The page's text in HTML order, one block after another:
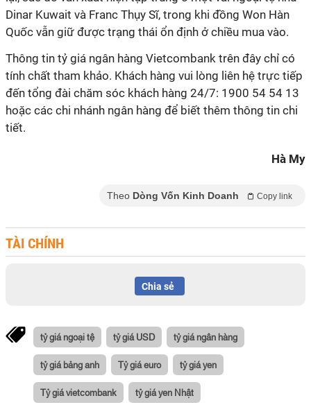
Dinar Kuwait và Franc Thụy Sĩ, trong khi đồng Won Hàn
Quốc vẫn giữ được trạng thái ổn định ở chiều mua vào.
Thông tin tỷ giá ngân hàng Vietcombank trên đây chỉ có
tính chất tham khảo. Khách hàng vui lòng liên hệ trực tiếp
đến tổng đài chăm sóc khách hàng 24/7: 1900 54 54 13
hoặc các chi nhánh ngân hàng để biết thêm thông tin chi
tiết.
Hà My
Theo Dòng Vốn Kinh Doanh Copy link
TÀI CHÍNH
Chia sẻ
tỷ giá ngoại tệ tỷ giá USD tỷ giá ngân hàng
tỷ giá bảng anh Tỷ giá euro tỷ giá yen
Tỷ giá vietcombank tỷ giá yen Nhật